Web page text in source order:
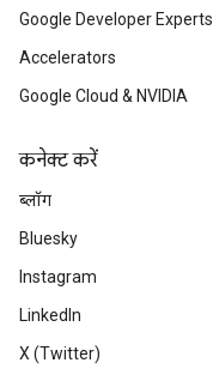
Google Developer Experts
Accelerators
Google Cloud & NVIDIA
कनेक्ट करें
ब्लॉग
Bluesky
Instagram
LinkedIn
X (Twitter)